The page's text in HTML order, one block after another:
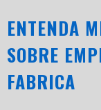
ENTENDA
SOBRE
FABRICA